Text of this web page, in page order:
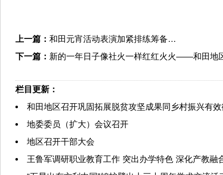
上一篇： 和田元宵活动表演加紧排练筹备…
下一篇： 新的一年日子像社火一样红红火火——和田地
栏目更新：
和田地区召开巩固拓展脱贫攻坚成果同乡村振兴有
地委委员（扩大）会议召开
地区召开干部大会
王鲁军调研职业教育工作 突出办学特色 深化产教融